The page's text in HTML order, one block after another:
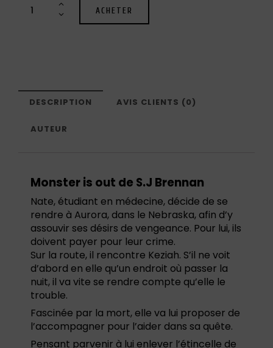
ACHETER
DESCRIPTION AVIS CLIENTS (0)
AUTEUR
Monster is out de S.J Brennan
Nate, étudiant en médecine, décide de se
rendre à Aurora, dans le Nebraska, afin d’y
assouvir ses désirs de vengeance. Pour lui, ils
doivent payer pour leur crime.
Sur la route, il rencontre Keziah. S’il ne voit
d’abord en elle qu’un endroit où passer la
nuit, il va vite se rendre compte qu’elle le
trouble.
Fascinée par la mort, elle va lui proposer de
l’accompagner pour l’aider dans sa quête.
Pensant parvenir à lui enlever l’étincelle de